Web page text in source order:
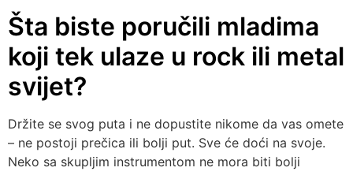
Šta biste poručili mladima
koji tek ulaze u rock ili metal
svijet?
Držite se svog puta i ne dopustite nikome da vas omete
– ne postoji prečica ili bolji put. Sve će doći na svoje.
Neko sa skupljim instrumentom ne mora biti bolji